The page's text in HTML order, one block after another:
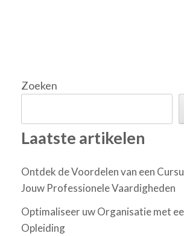
Zoeken
Laatste artikelen
Ontdek de Voordelen van een
Jouw Professionele Vaardigheden
Optimaliseer uw Organisatie met
Opleiding